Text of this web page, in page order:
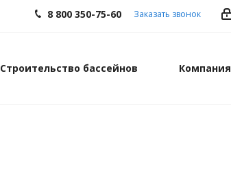
8 800 350-75-60 Заказать звонок
Строительство бассейнов Компания